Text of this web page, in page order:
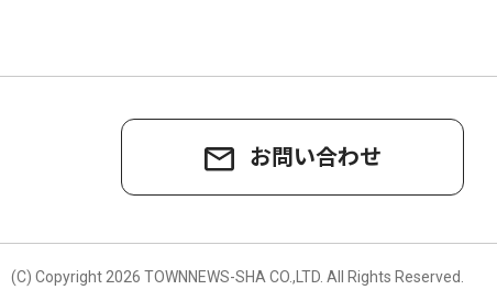
お問い合わせ
(C) Copyright 2026 TOWNNEWS-SHA CO.,LTD. All Rights Reserved.